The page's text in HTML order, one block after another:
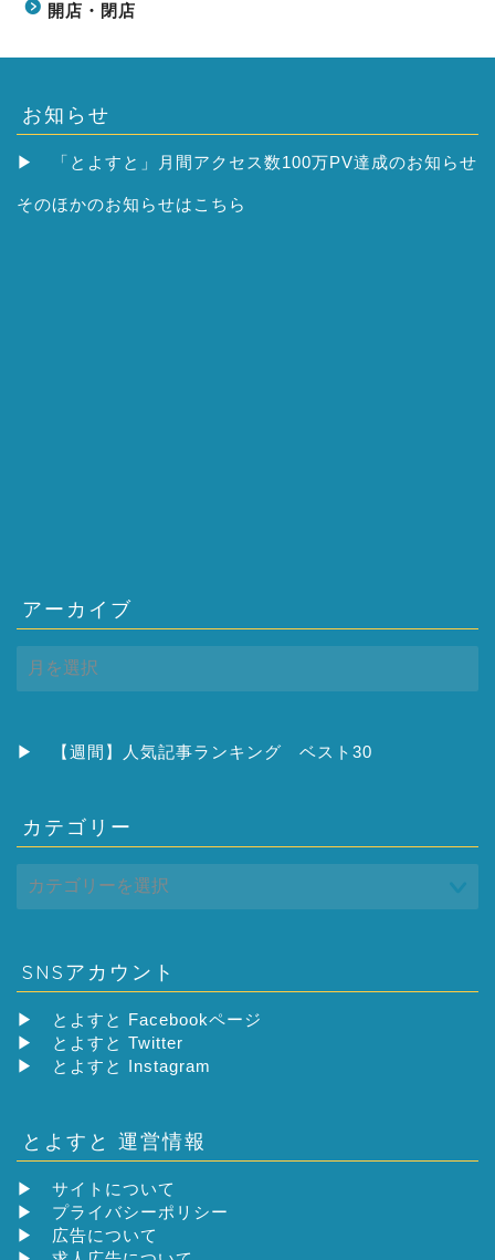
開店・閉店
お知らせ
▶ 「とよすと」月間アクセス数100万PV達成のお知らせ
そのほかのお知らせはこちら
アーカイブ
ー
ブ
▶ 【週間】人気記事ランキング ベスト30
カテゴリー
SNSアカウント
▶
とよすと Facebookページ
▶
とよすと Twitter
▶
とよすと Instagram
とよすと 運営情報
▶ サイトについて
▶ プライバシーポリシー
▶ 広告について